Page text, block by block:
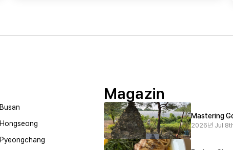
Busan
Hongseong
Pyeongchang
Magazin
Mastering
2026년 Jul